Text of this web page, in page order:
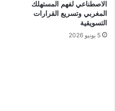
الاصطناعي لفهم المستهلك
المغربي وتسريع القرارات
التسويقية
5 يونيو 2026